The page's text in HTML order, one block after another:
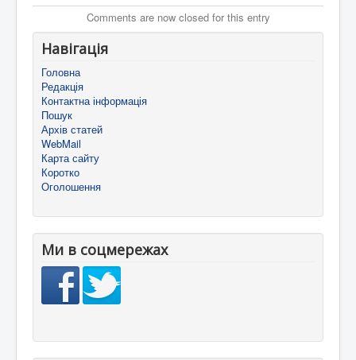
Comments are now closed for this entry
Навігація
Головна
Редакція
Контактна інформація
Пошук
Архів статей
WebMail
Карта сайту
Коротко
Оголошення
Ми в соцмережах